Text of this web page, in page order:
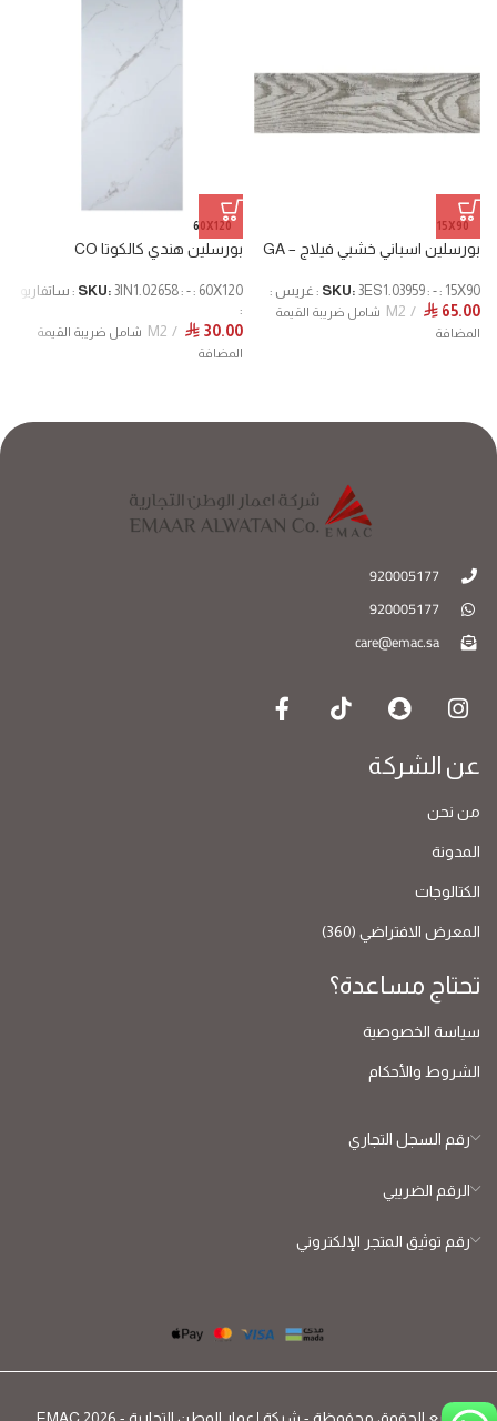
15X90
بورسلين اسباني خشبي فيلاج – GA
SKU: 3ES1.03959 : - : 15X90 : غريس :
⃁ 65.00
M2 شامل ضريبة القيمة
المضافة
60X120
بورسلين هندي كالكوتا CO
SKU: 3IN1.02658 : - : 60X120 : ساتفاريو
:
⃁ 30.00
M2 شامل ضريبة القيمة
المضافة
920005177
920005177
care@emac.sa
عن الشركة
من نحن
المدونة
الكتالوجات
المعرض الافتراضي (360)
تحتاج مساعدة؟
سياسة الخصوصية
الشروط والأحكام
رقم السجل التجاري
الرقم الضريبي
رقم توثيق المتجر الإلكتروني